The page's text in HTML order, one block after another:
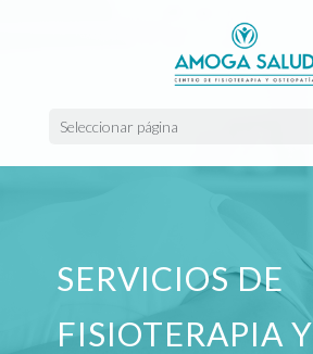
Seleccionar página
SERVICIOS DE
FISIOTERAPIA Y